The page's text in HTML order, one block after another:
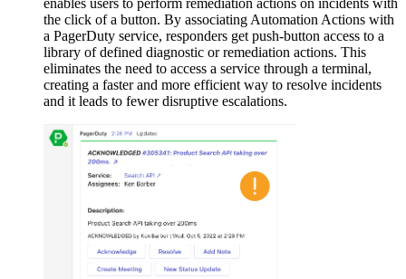
enables users to perform remediation actions on incidents with
the click of a button. By associating Automation Actions with
a PagerDuty service, responders get push-button access to a
library of defined diagnostic or remediation actions. This
eliminates the need to access a service through a terminal,
creating a faster and more efficient way to resolve incidents
and it leads to fewer disruptive escalations.